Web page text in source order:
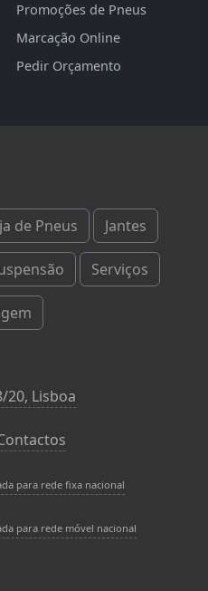
Promoções de Pneus
Marcação Online
Pedir Orçamento
de Pneus Jantes
Serviços
20, Lisboa
para rede fixa nacional
para rede móvel nacional